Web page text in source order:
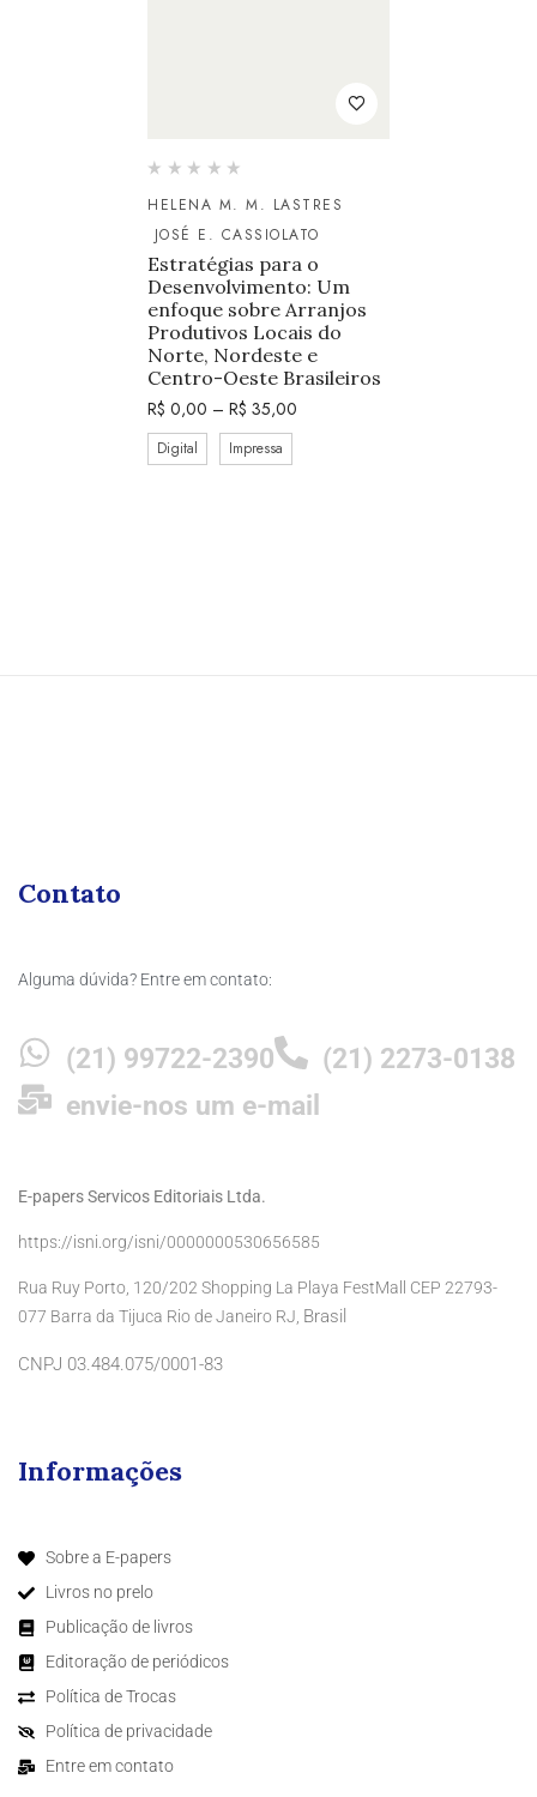
HELENA M. M. LASTRES
JOSÉ E. CASSIOLATO
Estratégias para o
Desenvolvimento: Um
enfoque sobre Arranjos
Produtivos Locais do
Norte, Nordeste e
Centro-Oeste Brasileiros
R$ 0,00 – R$ 35,00
Digital Impressa
Contato
Alguma dúvida? Entre em contato:
(21) 99722-2390
(21) 2273-0138
envie-nos um e-mail
E-papers Servicos Editoriais Ltda.
https://isni.org/isni/0000000530656585
Rua Ruy Porto, 120/202 Shopping La Playa FestMall CEP 22793-
077 Barra da Tijuca Rio de Janeiro RJ, Brasil
CNPJ 03.484.075/0001-83
Informações
Sobre a E-papers
Livros no prelo
Publicação de livros
Editoração de periódicos
Política de Trocas
Política de privacidade
Entre em contato